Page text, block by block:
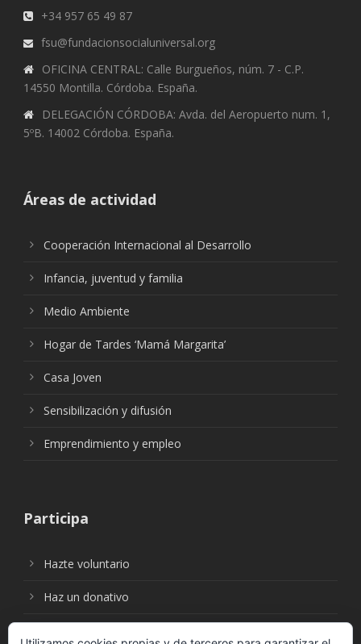
+34 957 65 49 87
fsu@fundacionsocialuniversal.org
OFICINA CENTRAL: Calle Burgueños, núm. 7 - C.P.
14550 Montilla. Córdoba. España.
DELEGACIÓN CÓRDOBA: Avda. del Aeropuerto num. 1,
5ºB. 14002 Córdoba. España.
Áreas de actividad
Cooperación Internacional al Desarrollo
Infancia, juventud y familia
Medio Ambiente
Hogar de Tardes ‘Mamá Margarita’
Casa Joven
Sensibilización y difusión
Emprendimiento y empleo
Participa
Hazte voluntario
Haz un donativo